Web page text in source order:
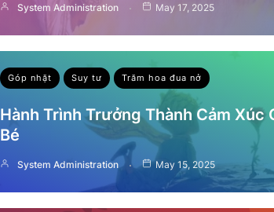
System Administration May 17, 2025
Góp nhặt Suy tư Trăm hoa đua nở
Hành Trình Trưởng Thành Cảm Xúc
Bé
System Administration May 15, 2025